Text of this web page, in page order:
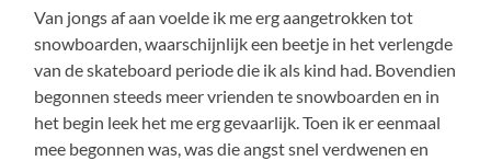
Van jongs af aan voelde ik me erg aangetrokken tot
snowboarden, waarschijnlijk een beetje in het verlengde
van de skateboard periode die ik als kind had. Bovendien
begonnen steeds meer vrienden te snowboarden en in
het begin leek het me erg gevaarlijk. Toen ik er eenmaal
mee begonnen was, was die angst snel verdwenen en